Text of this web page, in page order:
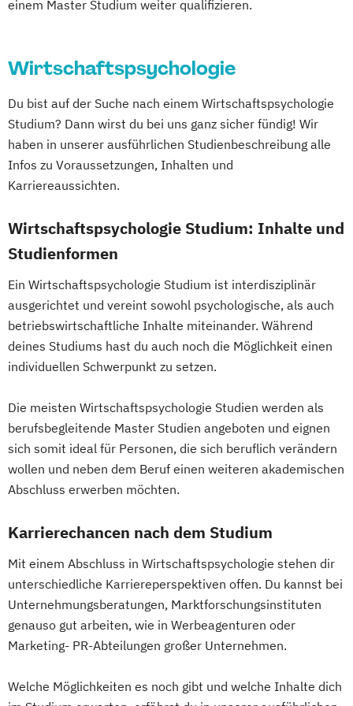
Entrepreneurship (DE/EN) Ergotherapie
Beratung und Personalentwicklung
Eventmanagement
Facility Management
Finance
Accounting und Taxation (DE/EN)
Finanzmanagement
Finanzmanagement für Bankkaufleute
Gartenbau General Management
Gerontologie
Gesundheitsmanagement
Gesundheitspädagogik
Gesundheitsökonomie
Growth Hacking
Growth Hacking for Entrepreneurs (DE/EN)
Heilpädagogik
Heilpädagogik und Inklusion
Heilpädagogik/Inklusionspädagogik
Hotelmanagement (DE/EN)
Immobilienmanagement
Immobilienmanagement für
Immobilienkaufleute
Immobilienwirtschaft Informatik
Information Technology Management
(DE/EN)
International Healthcare Management
einem Master Studium weiter qualifizieren.
Wirtschaftspsychologie
Du bist auf der Suche nach einem Wirtschaftspsychologie
Studium? Dann wirst du bei uns ganz sicher fündig! Wir
haben in unserer ausführlichen Studienbeschreibung alle
Infos zu Voraussetzungen, Inhalten und
Karriereaussichten.
Wirtschaftspsychologie Studium: Inhalte und
Studienformen
Ein Wirtschaftspsychologie Studium ist interdisziplinär
ausgerichtet und vereint sowohl psychologische, als auch
betriebswirtschaftliche Inhalte miteinander. Während
deines Studiums hast du auch noch die Möglichkeit einen
individuellen Schwerpunkt zu setzen.
Die meisten Wirtschaftspsychologie Studien werden als
berufsbegleitende Master Studien angeboten und eignen
sich somit ideal für Personen, die sich beruflich verändern
wollen und neben dem Beruf einen weiteren akademischen
Abschluss erwerben möchten.
Karrierechancen nach dem Studium
Mit einem Abschluss in Wirtschaftspsychologie stehen dir
unterschiedliche Karriereperspektiven offen. Du kannst bei
Unternehmungsberatungen, Marktforschungsinstituten
genauso gut arbeiten, wie in Werbeagenturen oder
Marketing- PR-Abteilungen großer Unternehmen.
Welche Möglichkeiten es noch gibt und welche Inhalte dich